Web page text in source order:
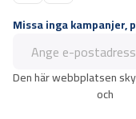
Missa inga kampanjer,
Den här webbplatsen
och